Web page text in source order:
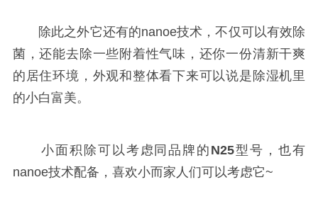
除此之外它还有的nanoe技术，不仅可以有效除
菌，还能去除一些附着性气味，还你一份清新干爽
的居住环境，外观和整体看下来可以说是除湿机里
的小白富美。
小面积除可以考虑同品牌的 N25型号，也有
nanoe技术配备，喜欢小而家人们可以考虑它~